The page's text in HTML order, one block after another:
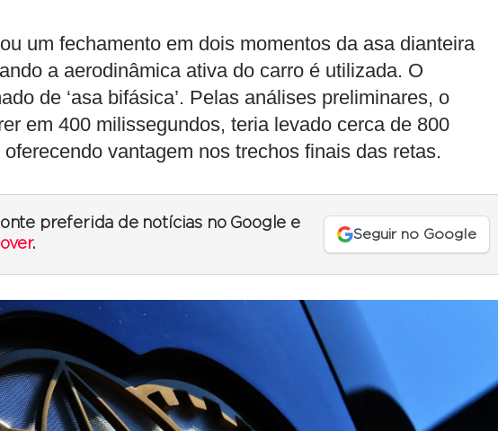
um fechamento em dois momentos da asa dianteira
a aerodinâmica ativa do carro é utilizada. O
de ‘asa bifásica’. Pelas análises preliminares, o
em 400 milissegundos, teria levado cerca de 800
vantagem nos trechos finais das retas.
preferida de notícias no Google e
.
Seguir no Google